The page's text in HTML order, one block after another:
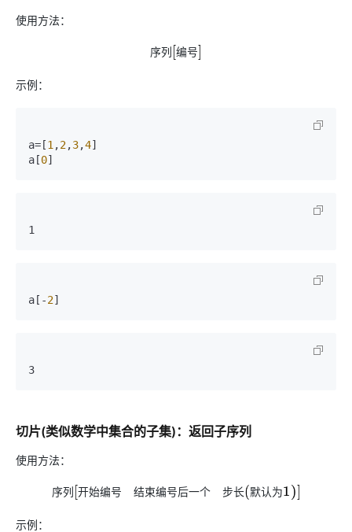
使用方法：
序列 编号
序列 编号
示例：
a=[1 ,2,3,4]
a[0]
1
a[-2]
3
切片(类似数学中集合的子集)：返回子序列
使用方法：
序列 开始编号 结束编号后一个 步长 默认 为
序 列[开始编 :结束编号后一个 步长(默认为1)]
示例：